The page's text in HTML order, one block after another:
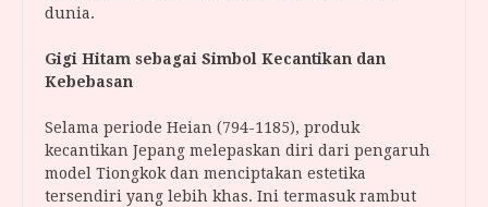
dunia.
Gigi Hitam sebagai Simbol Kecantikan dan
Kebebasan
Selama periode Heian (794-1185), produk
kecantikan Jepang melepaskan diri dari pengaruh
model Tiongkok dan menciptakan estetika
tersendiri yang lebih khas. Ini termasuk rambut